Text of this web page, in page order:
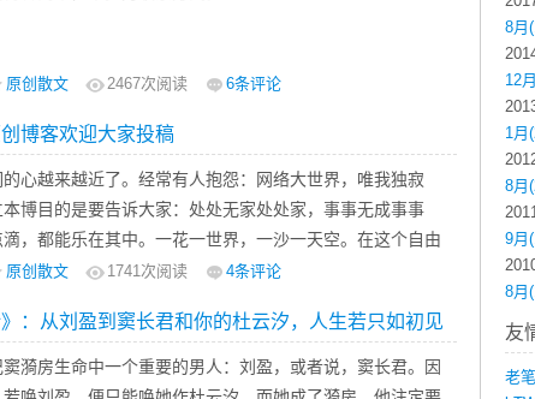
原创散文 2467次阅读 6条评论
博客欢迎大家投稿
心越来越近了。经常有人抱怨：网络大世界，唯我独寂
博目的是要告诉大家：处处无家处处家，事事无成事事
，都能乐在其中。一花一世界，一沙一天空。在这个自由
其实也是孤单的，但不寂寞。半把刀希望用别样的文字讲
原创散文 1741次阅读 4条评论
：从刘盈到窦长君和你的杜云汐，人生若只如初见
漪房生命中一个重要的男人：刘盈，或者说，窦长君。因
8月
12月
1月
8月
9月
8月
友
老